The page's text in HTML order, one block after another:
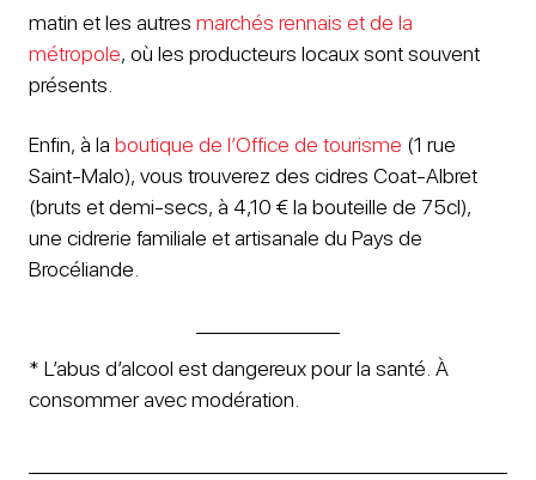
matin et les autres marchés rennais et de la
métropole, où les producteurs locaux sont souvent
présents.
Enfin, à la boutique de l’Office de tourisme (1 rue
Saint-Malo), vous trouverez des cidres Coat-Albret
(bruts et demi-secs, à 4,10 € la bouteille de 75cl),
une cidrerie familiale et artisanale du Pays de
Brocéliande.
* L’abus d’alcool est dangereux pour la santé. À
consommer avec modération.